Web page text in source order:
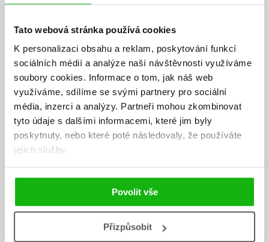
Tato webová stránka používá cookies
K personalizaci obsahu a reklam, poskytování funkcí
sociálních médií a analýze naší návštěvnosti využíváme
soubory cookies. Informace o tom, jak náš web
využíváme, sdílíme se svými partnery pro sociální
média, inzerci a analýzy. Partneři mohou zkombinovat
tyto údaje s dalšími informacemi, které jim byly
poskytnuty, nebo které poté následovaly, že používáte
jejich služby.
Povolit vše
Přizpůsobit